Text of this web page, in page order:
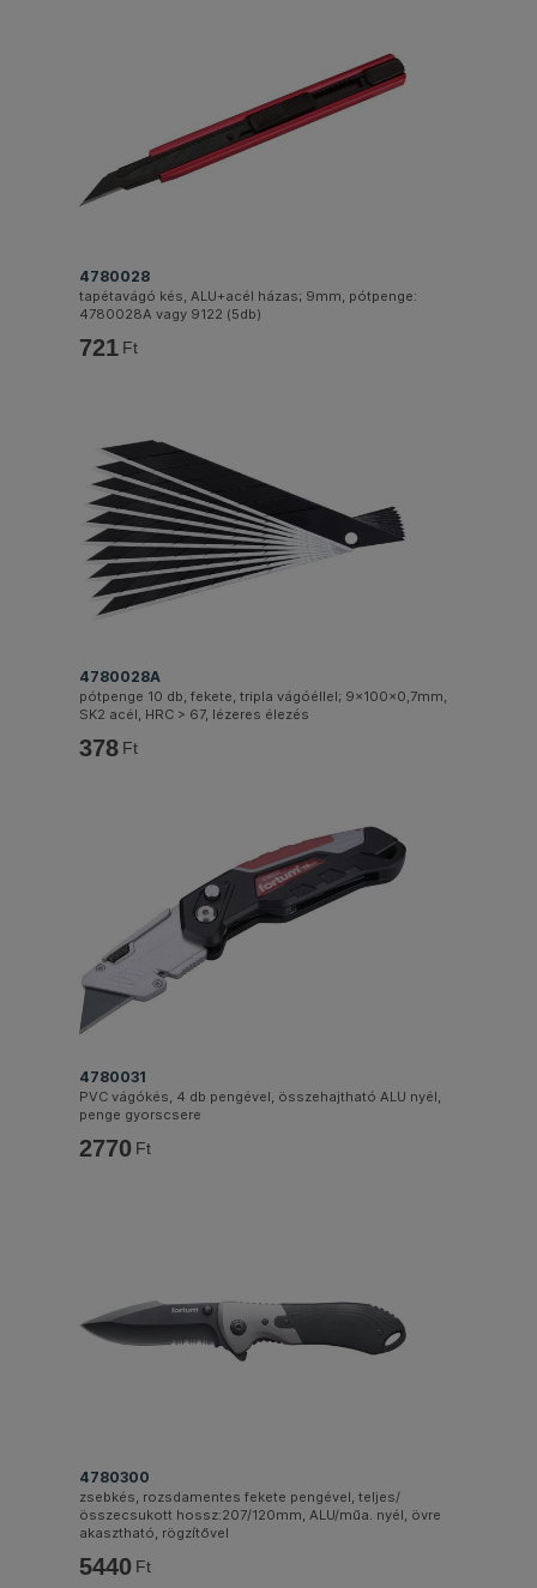
4780028
tapétavágó kés, ALU+acél házas; 9mm, pótpenge:
4780028A vagy 9122 (5db)
721 Ft
4780028A
pótpenge 10 db, fekete, tripla vágóéllel; 9×100×0,7mm,
SK2 acél, HRC > 67, lézeres élezés
378 Ft
4780031
PVC vágókés, 4 db pengével, összehajtható ALU nyél,
penge gyorscsere
2770 Ft
4780300
zsebkés, rozsdamentes fekete pengével, teljes/
összecsukott hossz:207/120mm, ALU/műa. nyél, övre
akasztható, rögzítővel
5440 Ft